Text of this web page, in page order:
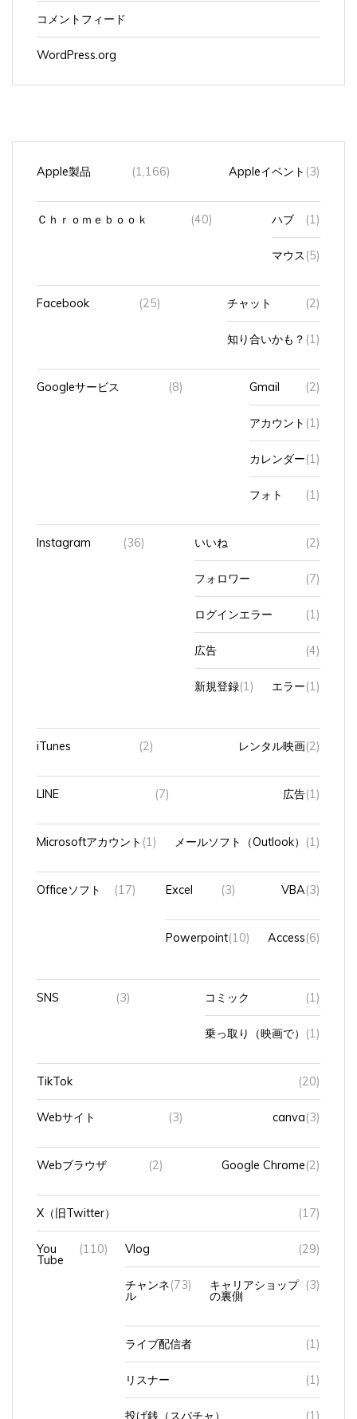
WordPress.org
Ｃｈｒｏｍｅｂｏｏｋ (40) ハブ (1)
マウス(5)
Facebook (25) チャット (2)
知り合いかも？(1)
Googleサービス (8) Gmail (2)
アカウント(1)
カレンダー(1)
フォト (1)
Instagram (36) いいね (2)
フォロワー (7)
ログインエラー (1)
広告 (4)
新規登録(1) エラー(1)
iTunes (2) レンタル映画(2)
LINE (7) 広告(1)
Microsoftアカウント(1) メールソフト（Outlook）(1)
Officeソフト (17) Excel (3) VBA(3)
Powerpoint(10) Access(6)
SNS (3) コミック (1)
乗っ取り（映画で）(1)
TikTok (20)
Webサイト (3) canva(3)
Webブラウザ (2) Google Chrome(2)
X（旧Twitter） (17)
You
Tube
(110) Vlog (29)
チャンネ(73) キャリアショップ
の裏側
(3)
ライブ配信者 (1)
リスナー (1)
投げ銭（スパチャ） (1)